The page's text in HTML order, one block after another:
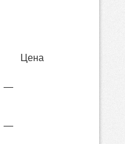
Цена
—
—